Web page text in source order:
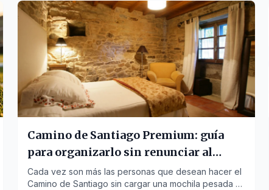
Camino de Santiago Premium: guía
para organizarlo sin renunciar al
descanso
Cada vez son más las personas que desean hacer el
Camino de Santiago sin cargar una mochila pesada y